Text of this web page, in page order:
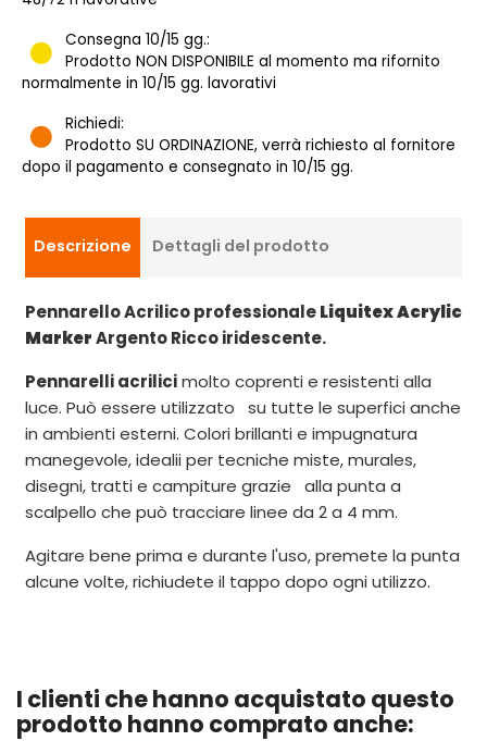
Consegna 10/15 gg.:
Prodotto NON DISPONIBILE al momento ma rifornito
normalmente in 10/15 gg. lavorativi
Richiedi:
Prodotto SU ORDINAZIONE, verrà richiesto al fornitore
dopo il pagamento e consegnato in 10/15 gg.
Descrizione Dettagli del prodotto
Pennarello Acrilico professionaleLiquitex Acrylic
MarkerArgento Ricco iridescente.
Pennarelli acrilicimolto coprenti e resistenti alla
luce. Può essere utilizzato su tutte le superfici anche
in ambienti esterni. Colori brillanti e impugnatura
manegevole, idealii per tecniche miste, murales,
disegni, tratti e campiture grazie alla punta a
scalpello che può tracciare linee da 2 a 4 mm.
Agitare bene prima e durante l'uso, premete la punta
alcune volte, richiudete il tappo dopo ogni utilizzo.
I clienti che hanno acquistato questo
prodotto hanno comprato anche: